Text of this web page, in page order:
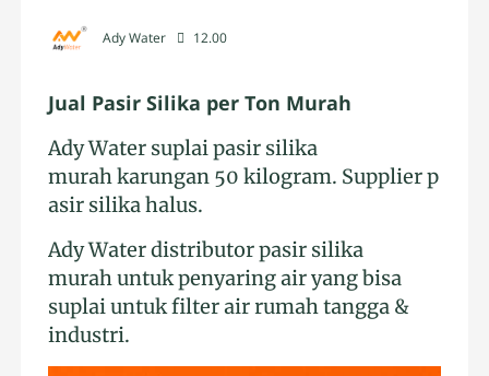
Ady Water 12.00
Jual Pasir Silika per Ton Murah
Ady Water suplai pasir silika
murah karungan 50 kilogram. Supplier p
asir silika halus.
Ady Water distributor pasir silika
murah untuk penyaring air yang bisa
suplai untuk filter air rumah tangga &
industri.